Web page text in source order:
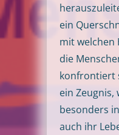
ein
mit welchen
die
konfrontiert
ein Zeugnis,
besonders
auch ihr